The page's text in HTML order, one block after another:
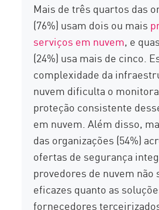
Mais de três quartos das
(76%) usam dois ou mais
serviços em nuvem, e
(24%) usa mais de cinco.
complexidade da
nuvem dificulta o
proteção consistente
em nuvem. Além disso,
das organizações (54%)
ofertas de segurança
provedores de nuvem não
eficazes quanto as
fornecedores